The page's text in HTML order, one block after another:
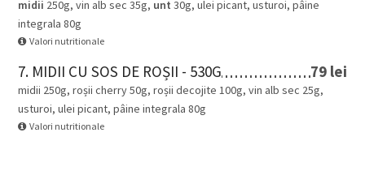
midii 250g, vin alb sec 35g, unt 30g, ulei picant, usturoi, pâine
integrala 80g
Valori nutritionale
7. MIDII CU SOS DE ROȘII - 530G
midii 250g, roșii cherry 50g, roșii decojite 100g, vin alb sec 25g,
usturoi, ulei picant, pâine integrala 80g
Valori nutritionale
79 lei